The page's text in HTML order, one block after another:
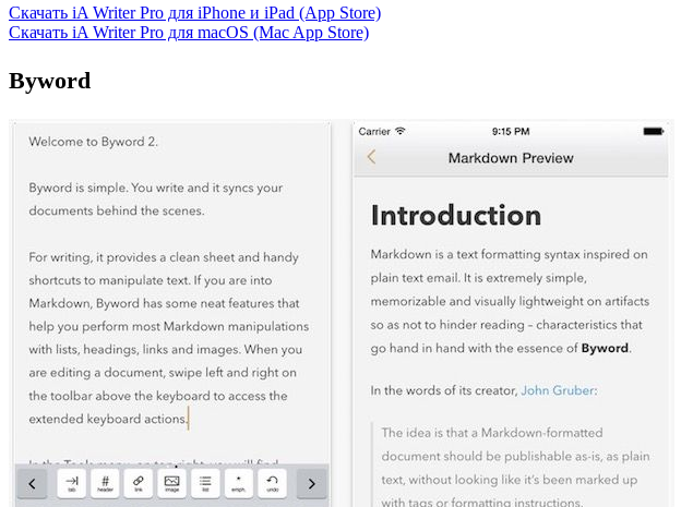
Скачать iA Writer Pro для iPhone и iPad (App Store)
Скачать iA Writer Pro для macOS (Mac App Store)
Byword